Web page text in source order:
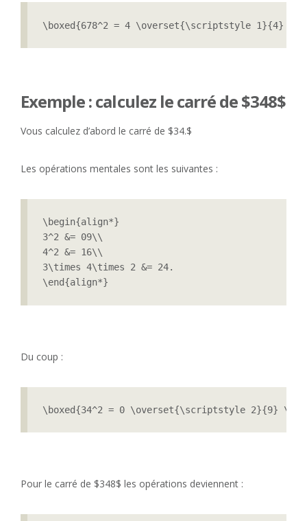
\boxed{678^2 = 4 \overset{\scriptstyle 1}{4}
Exemple : calculez le carré de $348$
Vous calculez d’abord le carré de $34.$
Les opérations mentales sont les suivantes :
\begin{align*}
3^2 &= 09\\
4^2 &= 16\\
3\times 4\times 2 &= 24.
\end{align*}
Du coup :
\boxed{34^2 = 0 \overset{\scriptstyle 2}{9}
Pour le carré de $348$ les opérations deviennent :